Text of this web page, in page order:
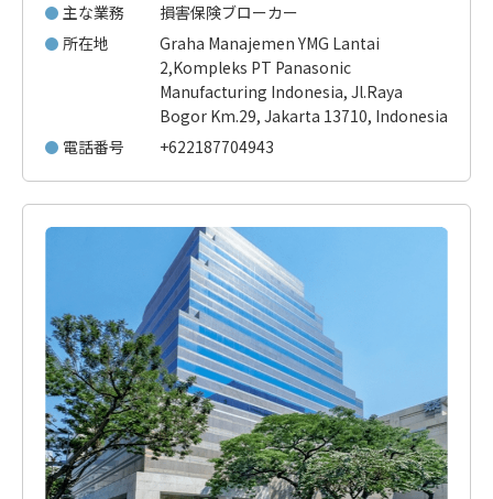
主な業務
損害保険ブローカー
所在地
Graha Manajemen YMG Lantai
2,Kompleks PT Panasonic
Manufacturing Indonesia, Jl.Raya
Bogor Km.29, Jakarta 13710, Indonesia
電話番号
+622187704943